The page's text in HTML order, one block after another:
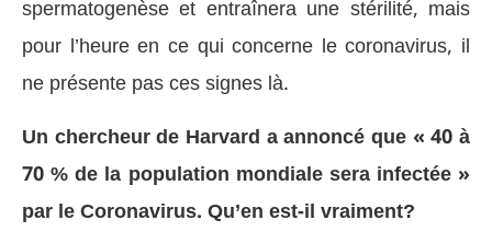
spermatogenèse et entraînera une stérilité, mais
pour l’heure en ce qui concerne le coronavirus, il
ne présente pas ces signes là.
Un chercheur de Harvard a annoncé que « 40 à
70 % de la population mondiale sera infectée »
par le Coronavirus. Qu’en est-il vraiment?